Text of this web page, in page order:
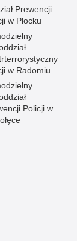
Prewencji
w Płocku
w Radomiu
Policji w